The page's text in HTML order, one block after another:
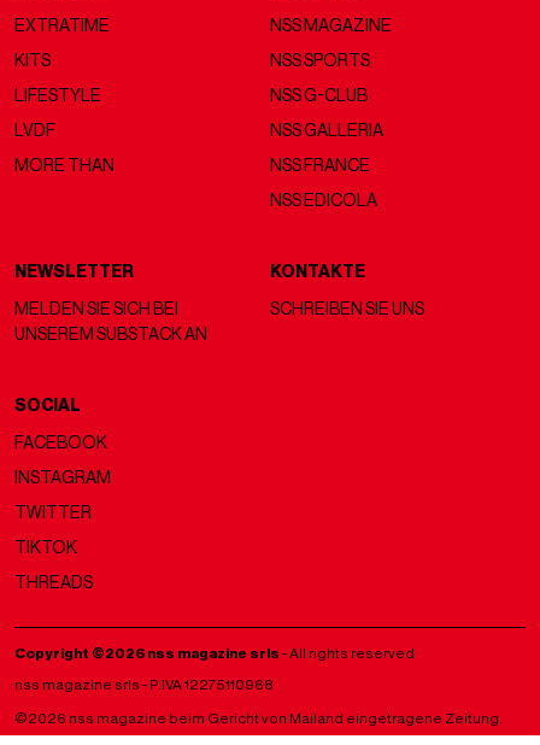
EXTRATIME
KITS
LIFESTYLE
LVDF
MORE THAN
NSS MAGAZINE
NSS SPORTS
NSS G-CLUB
NSS GALLERIA
NSS FRANCE
NSS EDICOLA
NEWSLETTER
MELDEN SIE SICH BEI
UNSEREM SUBSTACK AN
KONTAKTE
SCHREIBEN SIE UNS
SOCIAL
FACEBOOK
INSTAGRAM
TWITTER
TIKTOK
THREADS
Copyright ©2026 nss magazine srls - All rights reserved
nss magazine srls - P.IVA 12275110968
©2026 nss magazine beim Gericht von Mailand eingetragene Zeitung.
Aut. Nr. 77 vom 13.05.2022